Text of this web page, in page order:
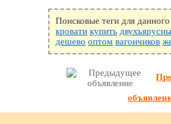
Поисковые теги для
кровати купить
дешево оптом вагончиков